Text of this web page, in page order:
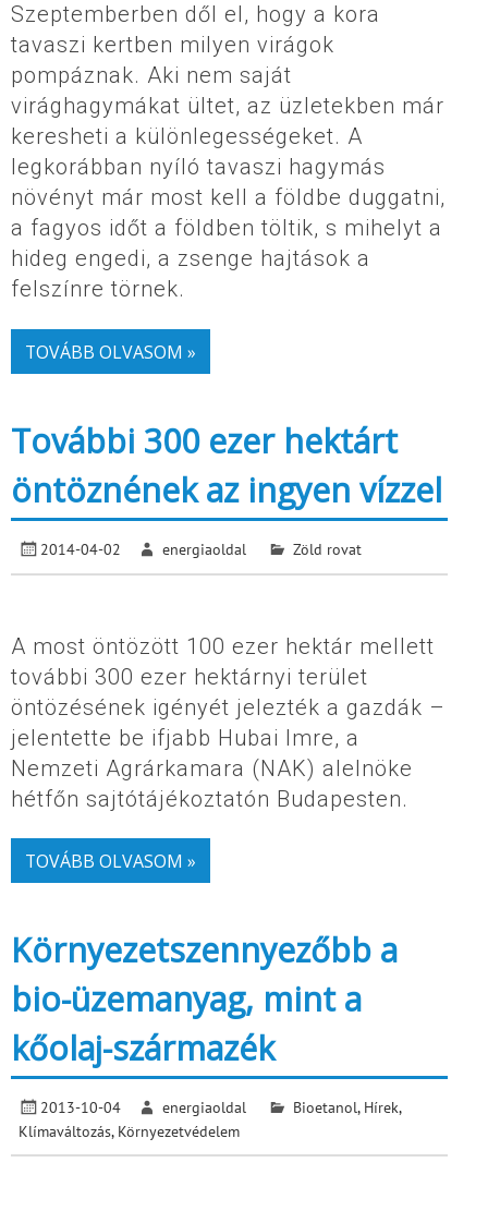
Szeptemberben dől el, hogy a kora
tavaszi kertben milyen virágok
pompáznak. Aki nem saját
virághagymákat ültet, az üzletekben már
keresheti a különlegességeket. A
legkorábban nyíló tavaszi hagymás
növényt már most kell a földbe duggatni,
a fagyos időt a földben töltik, s mihelyt a
hideg engedi, a zsenge hajtások a
felszínre törnek.
TOVÁBB OLVASOM »
További 300 ezer hektárt
öntöznének az ingyen vízzel
2014-04-02 energiaoldal Zöld rovat
A most öntözött 100 ezer hektár mellett
további 300 ezer hektárnyi terület
öntözésének igényét jelezték a gazdák –
jelentette be ifjabb Hubai Imre, a
Nemzeti Agrárkamara (NAK) alelnöke
hétfőn sajtótájékoztatón Budapesten.
TOVÁBB OLVASOM »
Környezetszennyezőbb a
bio-üzemanyag, mint a
kőolaj-származék
2013-10-04 energiaoldal Bioetanol, Hírek,
Klímaváltozás, Környezetvédelem